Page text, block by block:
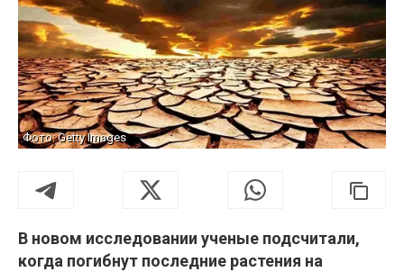
Фото: Getty Images
В новом исследовании ученые подсчитали,
когда погибнут последние растения на